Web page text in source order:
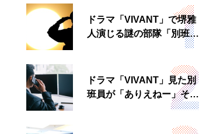
ドラマ「VIVANT」で堺雅
人演じる謎の部隊「別班」
は実在する？内情知る人物
ドラマ「VIVANT」見た別
班員が「ありえねー」その
理由とは 非公然組織ゆえ